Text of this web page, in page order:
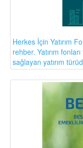
Herkes İçin Yatırım
rehber. Yatırım
sağlayan yatırım